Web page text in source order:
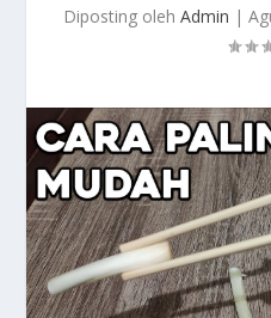
Diposting oleh Admin |